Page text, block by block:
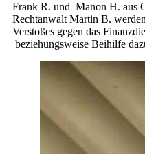
Frank R. und Manon H. aus
Rechtanwalt Martin B.
Verstoßes gegen das
beziehungsweise Beihilfe